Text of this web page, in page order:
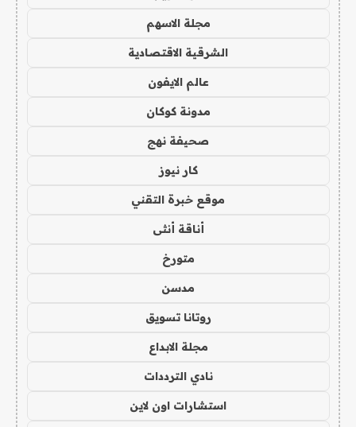
مجلة الاسهم
الشرقية الاقتصادية
عالم الايفون
مدونة كوكان
صحيفة نهج
كار نيوز
موقع خبرة التقني
أناقة أنثى
متورخ
مدسن
روتانا تسويق
مجلة الابداع
نادي الترددات
استشارات اون لاين